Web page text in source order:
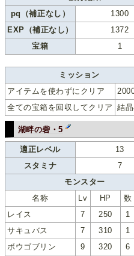
pq（補正なし）
1300
EXP（補正なし）
1372
宝箱
1
ミッション
アイテムを使わずにクリア
全ての宝箱を回収してクリア 結
湖畔の砦・5
適正レベル
13
スタミナ
7
モンスター
名称
Lv HP 数
レイス
7 250 1
サキュバス
7 310 1
ボウゴブリン
9 320 6